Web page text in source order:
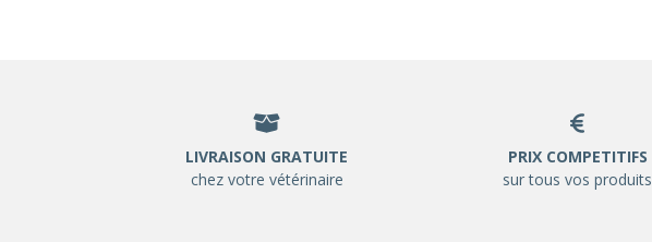
LIVRAISON GRATUITE
chez votre vétérinaire
PRIX COMPETITIFS
sur tous vos produits